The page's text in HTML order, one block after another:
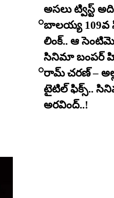
అసలు ట్విస్ట్
బాలయ్య
లింక్.. ఆ
సినిమా బంపర్
రామ్ చరణ్ –
టైటిల్ ఫిక్స్..
అరవింద్..!